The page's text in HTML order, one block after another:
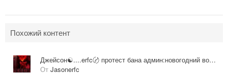
Похожий контент
Джейсон☯....erfc〄 протест бана админ:новогодний водни
От Jasonerfc